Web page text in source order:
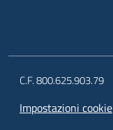
C.F. 800.625.903.79
Impostazioni cookie